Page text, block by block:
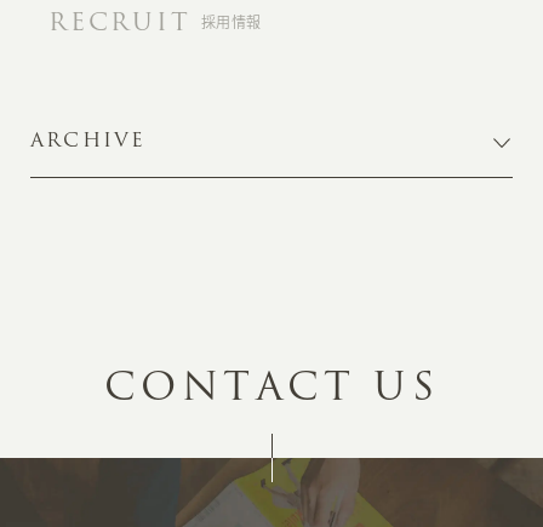
RECRUIT 採用情報
ARCHIVE
CONTACT US